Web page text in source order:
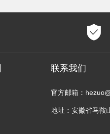
联系我们
官方邮箱：
地址：安徽省马鞍